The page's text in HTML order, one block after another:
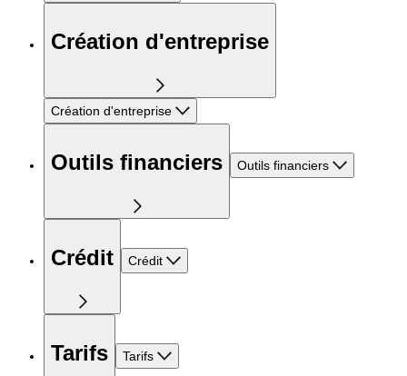
Création d'entreprise
Création d'entreprise
Outils financiers Outils financiers
Crédit Crédit
Tarifs Tarifs